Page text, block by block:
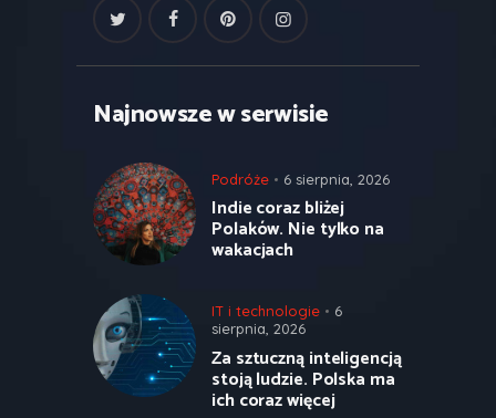
Najnowsze w serwisie
Podróże 6 sierpnia, 2026
Indie coraz bliżej
Polaków. Nie tylko na
wakacjach
IT i technologie
6
sierpnia, 2026
Za sztuczną inteligencją
stoją ludzie. Polska ma
ich coraz więcej